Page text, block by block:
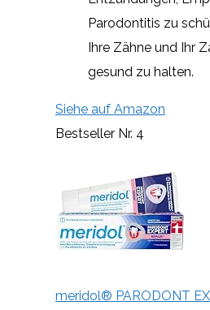
Parodontitis zu
Ihre Zähne und Ihr
gesund zu halten.
Siehe auf Amazon
Bestseller Nr. 4
meridol® PARODONT